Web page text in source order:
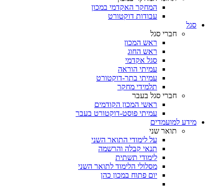
המחקר האקדמי במכון
עבודות דוקטורט
סגל
חברי סגל
ראש המכון
ראש החוג
סגל אקדמי
עמיתי הוראה
עמיתי בתר-דוקטורט
תלמידי מחקר
חברי סגל בעבר
ראשי המכון הקודמים
עמיתי פוסט-דוקטורט בעבר
מידע למועמדים
תואר שני
על לימודי התואר השני
תנאי קבלה והרשמה
לימודי תשתית
מסלולי הלימוד לתואר השני
יום פתוח במכון כהן